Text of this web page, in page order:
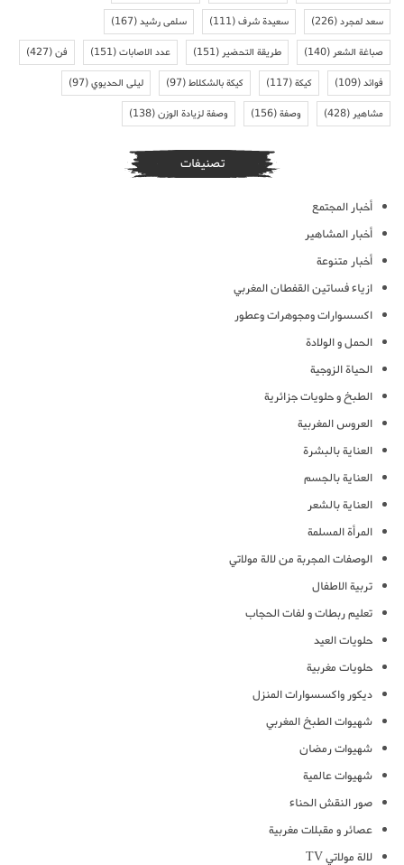
سعد لمجرد(226) سعيدة شرف(111) سلمى رشيد(167)
صباغة الشعر(140) طريقة التحضير(151) عدد الاصابات(151) فن(427)
فوائد(109) كيكة(117) كيكة بالشكلاط(97) ليلى الحديوي(97)
مشاهير(428) وصفة(156) وصفة لزيادة الوزن(138)
تصنيفات
أخبار المجتمع
أخبار المشاهير
أخبار متنوعة
ازياء فساتين القفطان المغربي
اكسسوارات ومجوهرات وعطور
الحمل و الولادة
الحياة الزوجية
الطبخ و حلويات جزائرية
العروس المغربية
العناية بالبشرة
العناية بالجسم
العناية بالشعر
المرأة المسلمة
الوصفات المجربة من لالة مولاتي
تربية الاطفال
تعليم ربطات و لفات الحجاب
حلويات العيد
حلويات مغربية
ديكور واكسسوارات المنزل
شهيوات الطبخ المغربي
شهيوات رمضان
شهيوات عالمية
صور النقش الحناء
عصائر و مقبلات مغربية
لالة مولاتي TV